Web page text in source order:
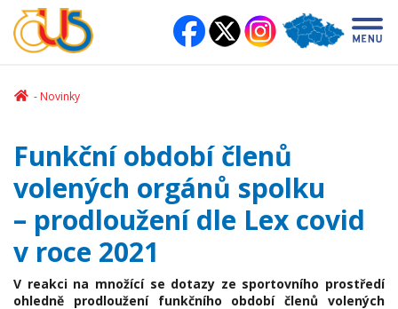
Novinky
Funkční období členů
volených orgánů spolku
– prodloužení dle Lex covid
v roce 2021
V reakci na množící se dotazy ze sportovního prostředí
ohledně prodloužení funkčního období členů volených